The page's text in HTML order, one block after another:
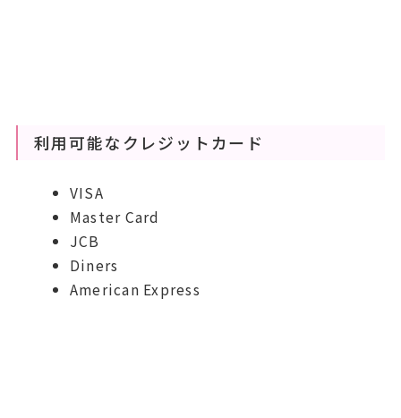
利用可能なクレジットカード
VISA
Master Card
JCB
Diners
American Express